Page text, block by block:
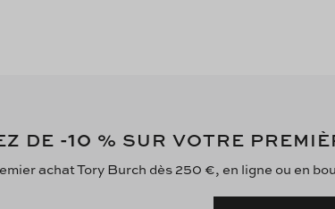
DE -10 % SUR VOTRE
achat Tory Burch dès 250 €, en ligne ou en